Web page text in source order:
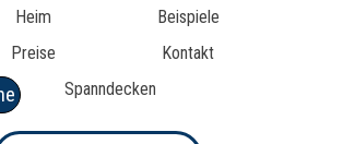
Heim
Beispiele
Preise
Kontakt
Spanndecken